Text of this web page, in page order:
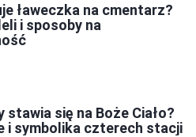
ławeczka na cmentarz?
i sposoby na
stawia się na Boże Ciało?
i symbolika czterech stacji